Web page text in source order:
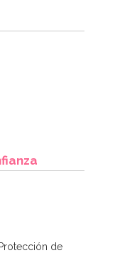
de